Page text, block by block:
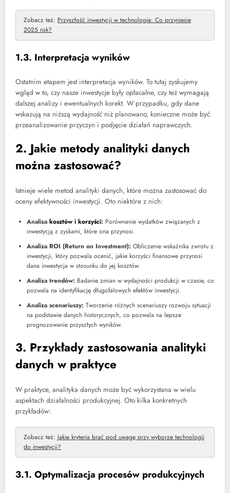
Zobacz też: Przyszłość inwestycji w technologie: Co przyniesie
2025 rok?
1.3. Interpretacja wyników
Ostatnim etapem jest interpretacja wyników. To tutaj zyskujemy
wgląd w to, czy nasze inwestycje były opłacalne, czy też wymagają
dalszej analizy i ewentualnych korekt. W przypadku, gdy dane
wskazują na niższą wydajność niż planowano, konieczne może być
przeanalizowanie przyczyn i podjęcie działań naprawczych.
2. Jakie metody analityki danych
można zastosować?
Istnieje wiele metod analityki danych, które można zastosować do
oceny efektywności inwestycji. Oto niektóre z nich:
Analiza kosztów i korzyści: Porównanie wydatków związanych z
inwestycją z zyskami, które ona przynosi.
Analiza ROI (Return on Investment): Obliczenie wskaźnika zwrotu z
inwestycji, który pozwala ocenić, jakie korzyści finansowe przynosi
dana inwestycja w stosunku do jej kosztów.
Analiza trendów: Badanie zmian w wydajności produkcji w czasie, co
pozwala na identyfikację długofalowych efektów inwestycji.
Analiza scenariuszy: Tworzenie różnych scenariuszy rozwoju sytuacji
na podstawie danych historycznych, co pozwala na lepsze
prognozowanie przyszłych wyników.
3. Przykłady zastosowania analityki
danych w praktyce
W praktyce, analityka danych może być wykorzystana w wielu
aspektach działalności produkcyjnej. Oto kilka konkretnych
przykładów:
Zobacz też: Jakie kryteria brać pod uwagę przy wyborze technologii
do inwestycji?
3.1. Optymalizacja procesów produkcyjnych